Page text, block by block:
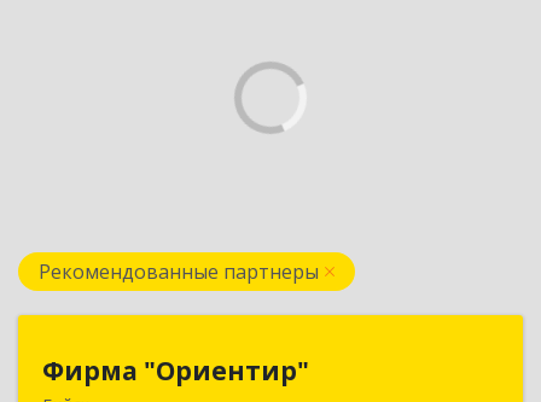
Рекомендованные партнеры
Фирма "Ориентир"